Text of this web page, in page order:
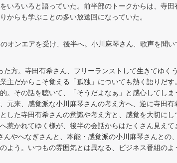
いろいろと語っていた。前半部のトークからは、寺
からも学ぶことの多い放送回になっていた。
オンエアを受け、後半へ。小川麻琴さん、歌声を聞い
方。寺田有希さん、フリーランストして生きてゆく
主だからこそ覚える「孤独」についても熱く語りだす
。その話を聴いて、「そうだよなぁ」と感心してしま
元来、感覚派な小川麻琴さんの考え方へ、逆に寺田有
した寺田有希さんの意識や考え方と、感覚を大切に
かれてゆく様が、後半の会話からはたくさん見えて
やへなぎさんと、本能・感覚派の小川麻琴さんとの
う。いつもの雰囲気とは異なる、ビジネス番組のよ